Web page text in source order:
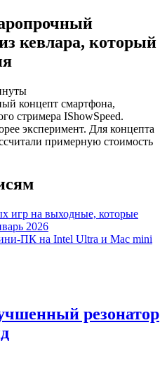
кевлара, который
концепт смартфона,
стримера IShowSpeed.
эксперимент. Для концепта
примерную стоимость
игр на выходные, которые
2026
ПК на Intel Ultra и Mac mini
резонатор